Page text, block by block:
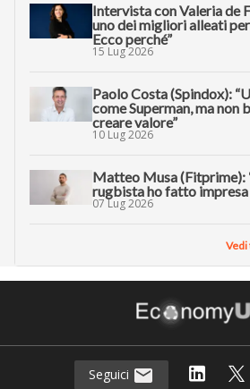
Intervista con Valeria de
uno dei migliori alleati
Ecco perché”
15 Lug 2026
Paolo Costa (Spindox):
come Superman, ma non
creare valore”
10 Lug 2026
Matteo Musa (Fitprime):
rugbista ho fatto impresa
07 Lug 2026
Vedi
Seguici